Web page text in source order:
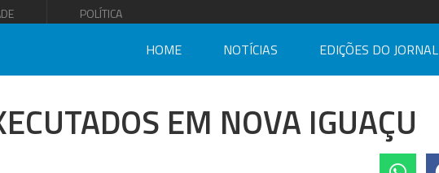
POLÍTICA
HOME NOTÍCIAS EDIÇÕES DO JORNAL
EM NOVA IGUAÇU